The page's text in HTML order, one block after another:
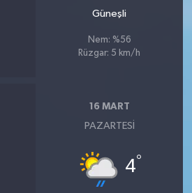
Güneşli
Nem: %56
Rüzgar: 5 km/h
16 MART
PAZARTESI
4°